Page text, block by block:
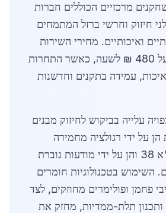
מרכזיים הכוללים חברות
חיזוק וחרשי ברזל המתמחים
ואיכותיים. מחירי השירות
עומדים בממוצע על 480 ₪ לשעה, כאשר התחרות
עמידה בתקנים וחדשנות
עלייה בביקוש לחיזוק מבנים
על ידי רגולציה מחמירה
לאחר עדכוני תמ"א 38 והן על ידי מודעות גוברת
השימוש בטכנולוגיות חומרים
פחמן ופולימרים מחוזקים, לצד
ותכנון תלת-ממדיות, מחזק את